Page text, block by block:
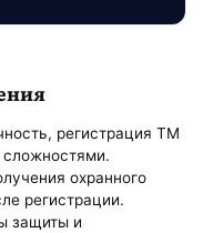
регистрация ТМ
охранного
регистрации.
защиты и